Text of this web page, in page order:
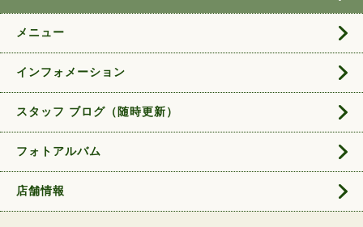
メニュー
インフォメーション
スタッフ ブログ（随時更新）
フォトアルバム
店舗情報